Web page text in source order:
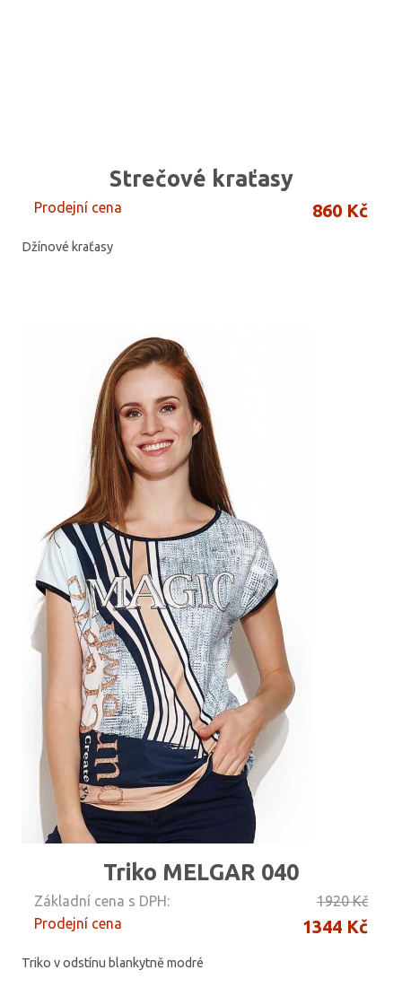
Strečové kraťasy
Prodejní cena 860 Kč
Džínové kraťasy
Triko MELGAR 040
Základní cena s DPH:
1920 Kč
Prodejní cena
1344 Kč
Triko v odstínu blankytně modré